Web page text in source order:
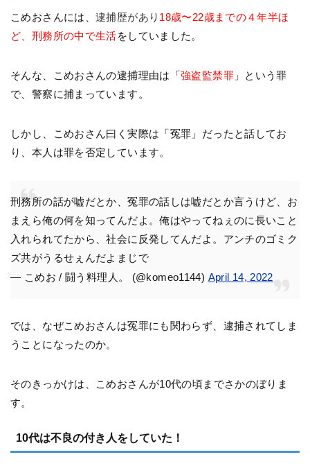
こめおさんには、逮捕歴があり 18歳〜22歳までの４年半ほ
ど、刑務所の中で生活をしていました。
そんな、こめおさんの逮捕理由は「強盗監禁罪」という罪
で、警察に捕まっています。
しかし、こめおさん曰く実際は「冤罪」だったと話してお
り、本人は罪を否定しています。
刑務所の話が嘘だとか、冤罪の話しは嘘だとか言うけど、お
まえら俺の何を知ってんだよ。俺はやってねぇのに長いこと
入れられてたから、社会に反発してんだよ。アンチのゴミク
ズ共がうるせぇんだよまじで
— こめお / 闘う料理人。 (@komeo1144) April 14, 2022
では、なぜこめおさんは冤罪にも関わらず、逮捕されてしま
うことになったのか。
そのきっかけは、こめおさんが10代の頃までさかのぼりま
す。
10代は不良の付き人をしていた！